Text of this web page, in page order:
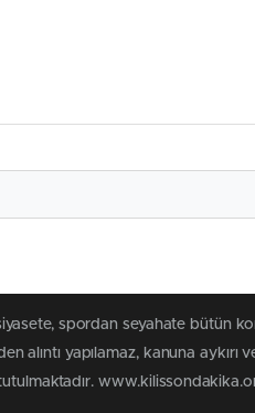
spordan seyahate bütün
yapılamaz, kanuna aykırı